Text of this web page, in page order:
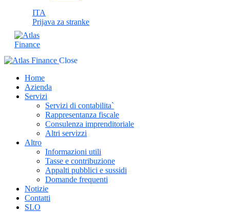
ITA
Prijava za stranke
Close
Home
Azienda
Servizi
Servizi di contabilita`
Rappresentanza fiscale
Consulenza imprenditoriale
Altri servizzi
Altro
Informazioni utili
Tasse e contribuzione
Appalti pubblici e sussidi
Domande frequenti
Notizie
Contatti
SLO